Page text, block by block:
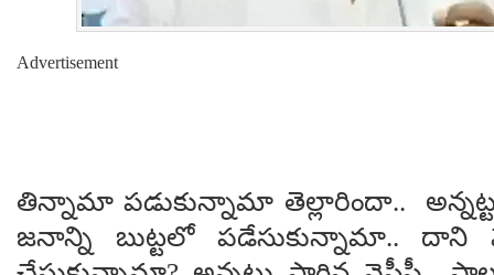
Advertisement
తిన్నామా ప‌డుకున్నామా తెల్లారిందా..
జ‌నాన్ని బుట్ట‌లో ప‌డేసుకున్నామా..